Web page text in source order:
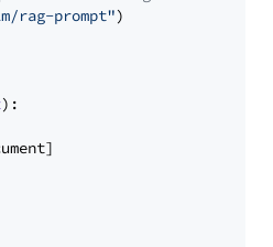
rag-prompt")
):